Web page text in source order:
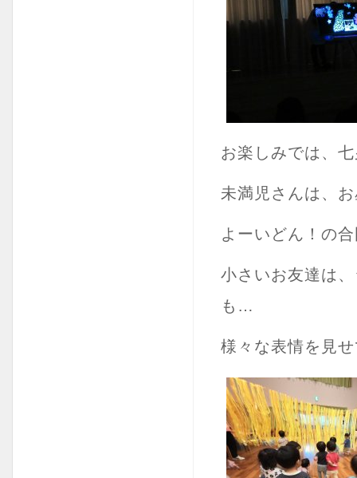
お楽しみでは、
未満児さんは、
よーいどん！の
小さいお友達は
も…
様々な表情を見